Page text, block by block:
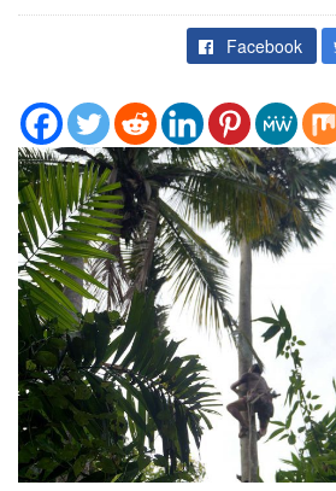
Facebook